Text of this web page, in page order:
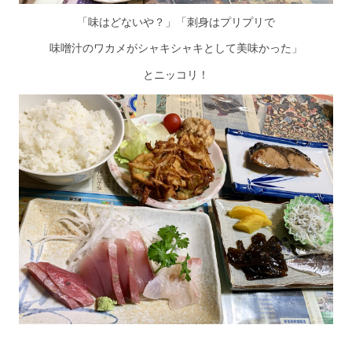
「味はどないや？」「刺身はプリプリで
味噌汁のワカメがシャキシャキとして美味かった」
とニッコリ！